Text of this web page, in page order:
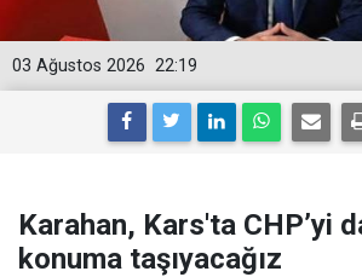
22:19
03 Ağustos 2026
Karahan, Kars'ta CHP’yi
konuma taşıyacağız